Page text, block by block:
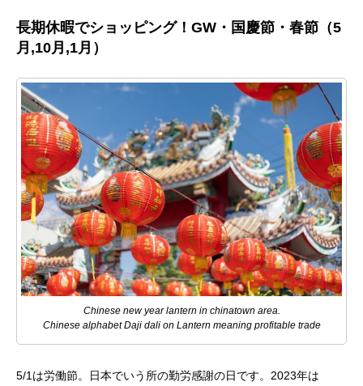
長期休暇でショッピング！GW・国慶節・春節（5
月,10月,1月）
Chinese new year lantern in chinatown area.
Chinese alphabet Daji dali on Lantern meaning profitable trade
5/1は労働節。日本でいう所の勤労感謝の日です。2023年は